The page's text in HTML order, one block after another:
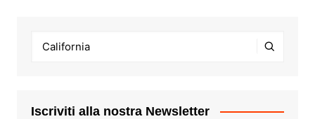
Iscriviti alla nostra Newsletter